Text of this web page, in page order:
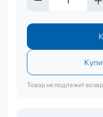
Товар не подлежит